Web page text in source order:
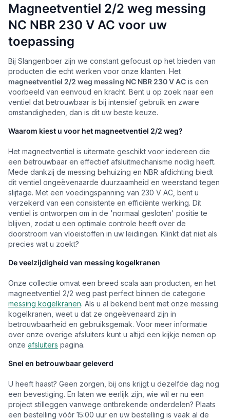
Magneetventiel 2/2 weg messing
NC NBR 230 V AC voor uw
toepassing
Bij Slangenboer zijn we constant gefocust op het bieden van
producten die echt werken voor onze klanten. Het
magneetventiel 2/2 weg messing NC NBR 230 V AC is een
voorbeeld van eenvoud en kracht. Bent u op zoek naar een
ventiel dat betrouwbaar is bij intensief gebruik en zware
omstandigheden, dan is dit uw beste keuze.
Waarom kiest u voor het magneetventiel 2/2 weg?
Het magneetventiel is uitermate geschikt voor iedereen die
een betrouwbaar en effectief afsluitmechanisme nodig heeft.
Mede dankzij de messing behuizing en NBR afdichting biedt
dit ventiel ongeëvenaarde duurzaamheid en weerstand tegen
slijtage. Met een voedingspanning van 230 V AC, bent u
verzekerd van een consistente en efficiënte werking. Dit
ventiel is ontworpen om in de 'normaal gesloten' positie te
blijven, zodat u een optimale controle heeft over de
doorstroom van vloeistoffen in uw leidingen. Klinkt dat niet als
precies wat u zoekt?
De veelzijdigheid van messing kogelkranen
Onze collectie omvat een breed scala aan producten, en het
magneetventiel 2/2 weg past perfect binnen de categorie
messing kogelkranen. Als u al bekend bent met onze messing
kogelkranen, weet u dat ze ongeëvenaard zijn in
betrouwbaarheid en gebruiksgemak. Voor meer informatie
over onze overige afsluiters kunt u altijd een kijkje nemen op
onze afsluiters pagina.
Snel en betrouwbaar geleverd
U heeft haast? Geen zorgen, bij ons krijgt u dezelfde dag nog
een bevestiging. En laten we eerlijk zijn, wie wil er nu een
project stilleggen vanwege ontbrekende onderdelen? Plaats
een bestelling vóór 15:00 uur en uw bestelling is vaak al de